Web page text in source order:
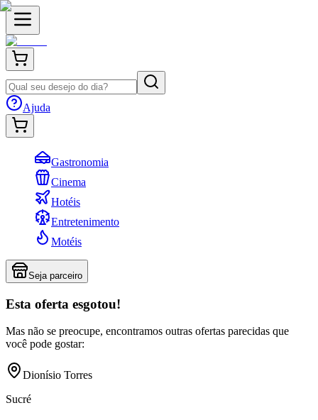
Ajuda
Gastronomia
Cinema
Hotéis
Entretenimento
Motéis
Seja parceiro
Esta oferta esgotou!
Mas não se preocupe, encontramos outras ofertas parecidas que
você pode gostar:
Dionísio Torres
Sucré